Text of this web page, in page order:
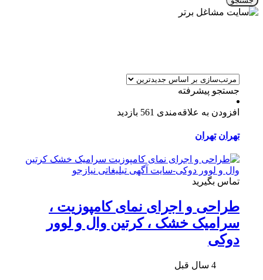
جستجو پیشرفته
افزودن به علاقه‌مندی 561 بازدید
تهران تهران
تماس بگیرید
طراحی و اجرای نمای کامپوزیت ،
سرامیک خشک ، کرتین وال و لوور
دوکی
4 سال قبل